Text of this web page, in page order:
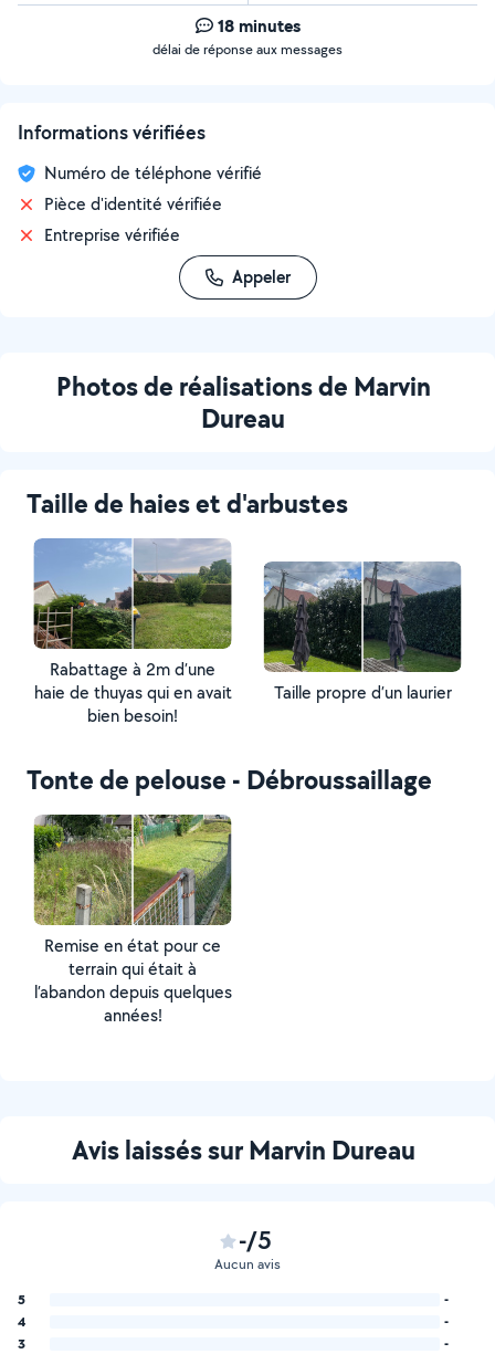
18 minutes
délai de réponse aux messages
Informations vérifiées
Numéro de téléphone vérifié
Pièce d'identité vérifiée
Entreprise vérifiée
Appeler
Photos de réalisations de Marvin
Dureau
Taille de haies et d'arbustes
Rabattage à 2m d’une
haie de thuyas qui en avait
bien besoin!
Taille propre d’un laurier
Tonte de pelouse - Débroussaillage
Remise en état pour ce
terrain qui était à
l’abandon depuis quelques
années!
Avis laissés sur Marvin Dureau
-/5
Aucun avis
5
-
4
-
3
-